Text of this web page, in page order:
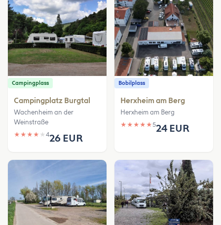
Campingplass
Campingplatz Burgtal
Wachenheim an der
Weinstraße
★ ★ ★ ★ ★ 426 EUR
Bobilplass
Herxheim am Berg
Herxheim am Berg
★ ★ ★ ★ ★524 EUR